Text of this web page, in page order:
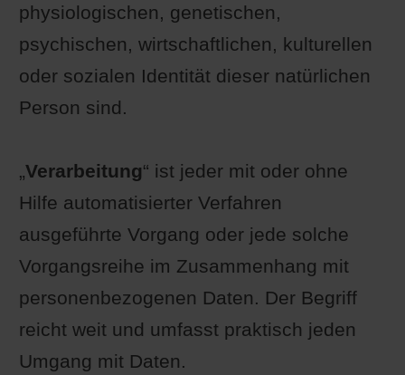
physiologischen, genetischen,
psychischen, wirtschaftlichen, kulturellen
oder sozialen Identität dieser natürlichen
Person sind.
„Verarbeitung“ ist jeder mit oder ohne
Hilfe automatisierter Verfahren
ausgeführte Vorgang oder jede solche
Vorgangsreihe im Zusammenhang mit
personenbezogenen Daten. Der Begriff
reicht weit und umfasst praktisch jeden
Umgang mit Daten.